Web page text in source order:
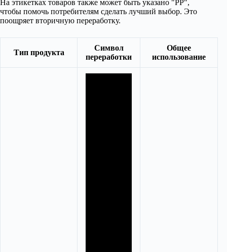
На этикетках товаров также может быть указано "PP",
чтобы помочь потребителям сделать лучший выбор. Это
поощряет вторичную переработку.
Тип продукта
Символ
переработки
Общее
использование